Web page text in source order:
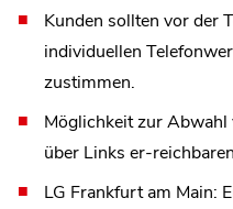
Kunden sollten vor der
individuellen
zustimmen.
Möglichkeit zur
über Links er-
LG Frankfurt am Main: